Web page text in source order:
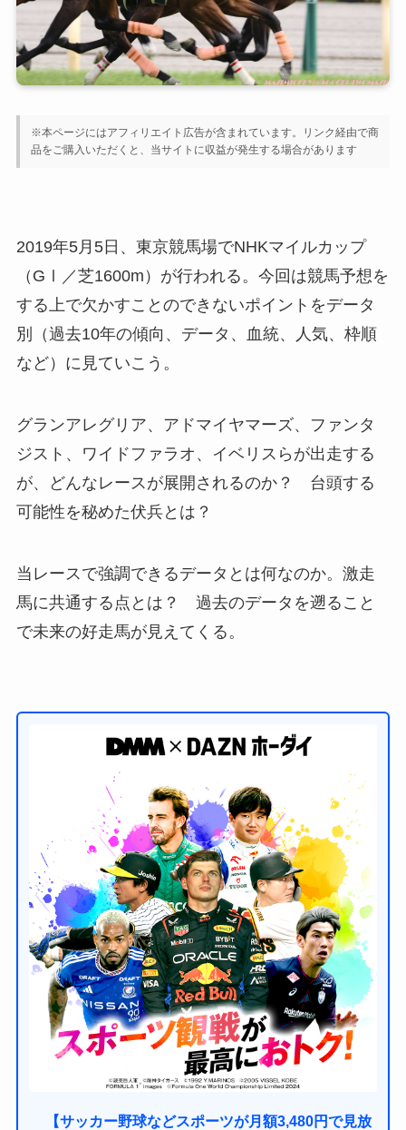
※本ページにはアフィリエイト広告が含まれています。リンク経由で商
品をご購入いただくと、当サイトに収益が発生する場合があります
2019年5月5日、東京競馬場でNHKマイルカップ
（GⅠ／芝1600m）が行われる。今回は競馬予想を
する上で欠かすことのできないポイントをデータ
別（過去10年の傾向、データ、血統、人気、枠順
など）に見ていこう。
グランアレグリア、アドマイヤマーズ、ファンタ
ジスト、ワイドファラオ、イベリスらが出走する
が、どんなレースが展開されるのか？ 台頭する
可能性を秘めた伏兵とは？
当レースで強調できるデータとは何なのか。激走
馬に共通する点とは？ 過去のデータを遡ること
で未来の好走馬が見えてくる。
【サッカー野球などスポーツが月額3,480円で見放